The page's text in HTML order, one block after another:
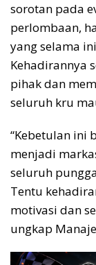
sorotan pada
perlombaan,
yang selama
Kehadirannya
pihak dan
seluruh kru
“Kebetulan ini
menjadi
seluruh
Tentu
motivasi dan
ungkap